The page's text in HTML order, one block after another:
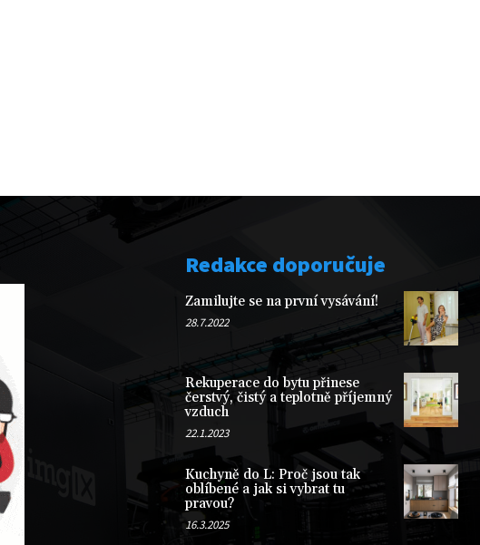
Redakce doporučuje
Zamilujte se na první vysávání!
28.7.2022
Rekuperace do bytu přinese
čerstvý, čistý a teplotně příjemný
vzduch
22.1.2023
Kuchyně do L: Proč jsou tak
oblíbené a jak si vybrat tu
pravou?
16.3.2025